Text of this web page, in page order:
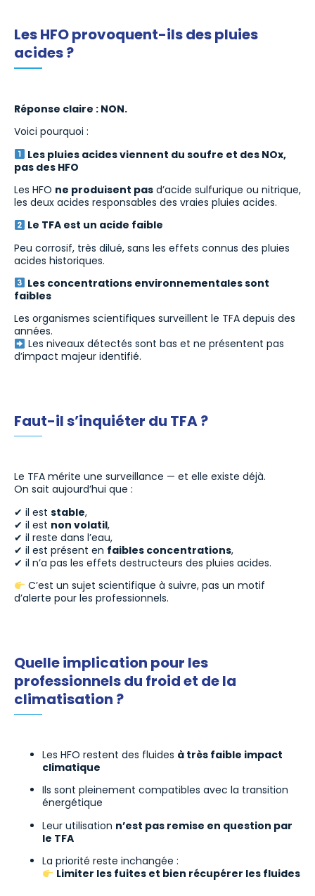
Les HFO provoquent-ils des pluies
acides ?
Réponse claire : NON.
Voici pourquoi :
Les pluies acides viennent du soufre et des NOx,
pas des HFO
Les HFO ne produisent pas d’acide sulfurique ou nitrique,
les deux acides responsables des vraies pluies acides.
Le TFA est un acide faible
Peu corrosif, très dilué, sans les effets connus des pluies
acides historiques.
Les concentrations environnementales sont
faibles
Les organismes scientifiques surveillent le TFA depuis des
années.
Les niveaux détectés sont bas et ne présentent pas
d’impact majeur identifié.
Faut-il s’inquiéter du TFA ?
Le TFA mérite une surveillance — et elle existe déjà.
On sait aujourd’hui que :
✔ il est stable,
✔ il est non volatil,
✔ il reste dans l’eau,
✔ il est présent en faibles concentrations,
✔ il n’a pas les effets destructeurs des pluies acides.
C’est un sujet scientifique à suivre, pas un motif
d’alerte pour les professionnels.
Quelle implication pour les
professionnels du froid et de la
climatisation ?
Les HFO restent des fluides à très faible impact
climatique
Ils sont pleinement compatibles avec la transition
énergétique
Leur utilisation n’est pas remise en question par
le TFA
La priorité reste inchangée :
Limiter les fuites et bien récupérer les fluides